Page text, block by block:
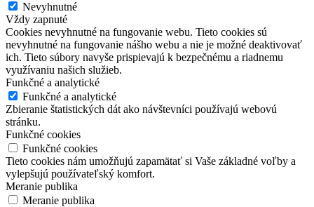
Nevyhnutné
Vždy zapnuté
Cookies nevyhnutné na fungovanie webu. Tieto cookies sú
nevyhnutné na fungovanie nášho webu a nie je možné deaktivovať
ich. Tieto súbory navyše prispievajú k bezpečnému a riadnemu
využívaniu našich služieb.
Funkčné a analytické
Funkčné a analytické
Zbieranie štatistických dát ako návštevníci používajú webovú
stránku.
Funkčné cookies
Funkčné cookies
Tieto cookies nám umožňujú zapamätať si Vaše základné voľby a
vylepšujú používateľský komfort.
Meranie publika
Meranie publika